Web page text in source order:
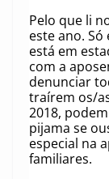
Pelo que li
este ano.
está em
com a
denunciar
traírem os/
2018,
pijama se
especial na
familiares.